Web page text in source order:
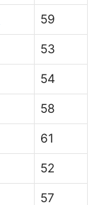
59
53
54
58
61
52
57